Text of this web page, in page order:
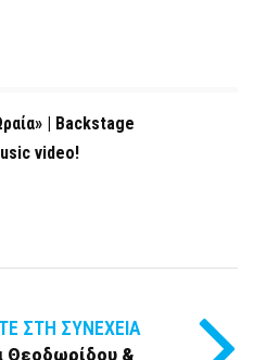
| Backstage
video!
ΣΤΗ ΣΥΝΈΧΕΙΑ
Θεοδωρίδου &